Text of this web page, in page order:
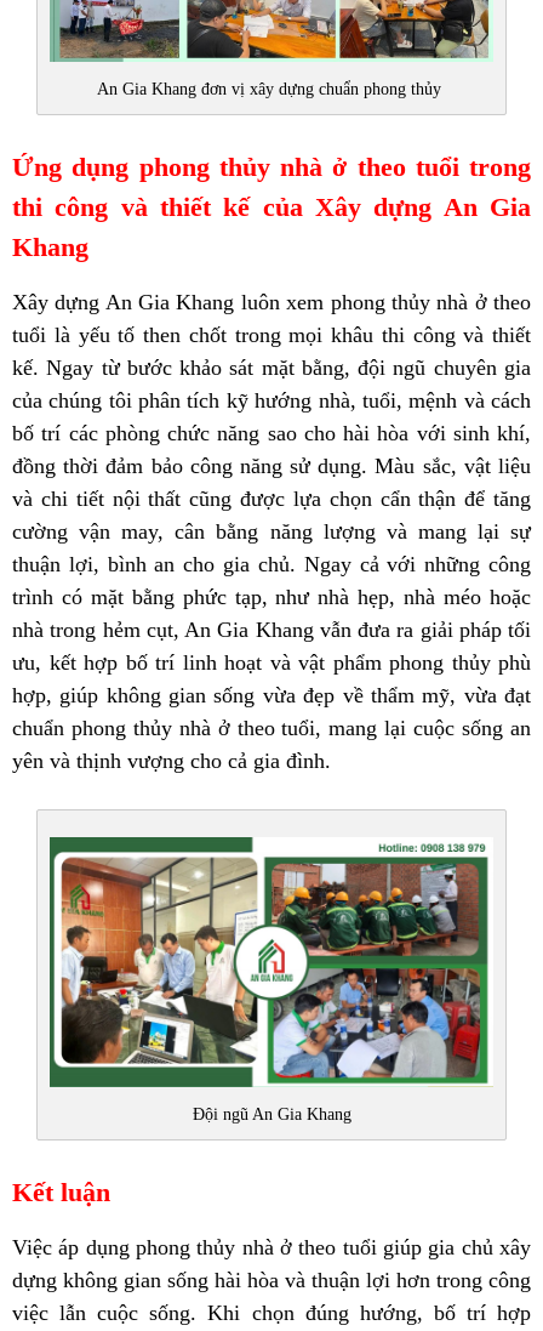
An Gia Khang đơn vị xây dựng chuẩn phong thủy
Ứng dụng phong thủy nhà ở theo tuổi trong
thi công và thiết kế của Xây dựng An Gia
Khang
Xây dựng An Gia Khang luôn xem phong thủy nhà ở theo
tuổi là yếu tố then chốt trong mọi khâu thi công và thiết
kế. Ngay từ bước khảo sát mặt bằng, đội ngũ chuyên gia
của chúng tôi phân tích kỹ hướng nhà, tuổi, mệnh và cách
bố trí các phòng chức năng sao cho hài hòa với sinh khí,
đồng thời đảm bảo công năng sử dụng. Màu sắc, vật liệu
và chi tiết nội thất cũng được lựa chọn cẩn thận để tăng
cường vận may, cân bằng năng lượng và mang lại sự
thuận lợi, bình an cho gia chủ. Ngay cả với những công
trình có mặt bằng phức tạp, như nhà hẹp, nhà méo hoặc
nhà trong hẻm cụt, An Gia Khang vẫn đưa ra giải pháp tối
ưu, kết hợp bố trí linh hoạt và vật phẩm phong thủy phù
hợp, giúp không gian sống vừa đẹp về thẩm mỹ, vừa đạt
chuẩn phong thủy nhà ở theo tuổi, mang lại cuộc sống an
yên và thịnh vượng cho cả gia đình.
Đội ngũ An Gia Khang
Kết luận
Việc áp dụng phong thủy nhà ở theo tuổi giúp gia chủ xây
dựng không gian sống hài hòa và thuận lợi hơn trong công
việc lẫn cuộc sống. Khi chọn đúng hướng, bố trí hợp